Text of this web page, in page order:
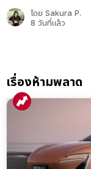
โดย Sakura P.
8 วันที่แล้ว
เรื่องห้ามพลาด